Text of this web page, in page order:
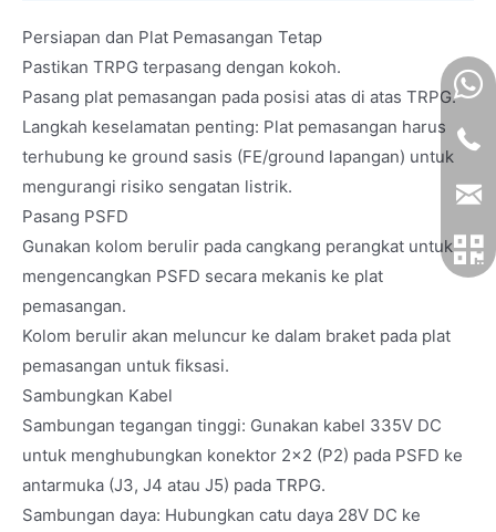
Persiapan dan Plat Pemasangan Tetap
Pastikan TRPG terpasang dengan kokoh.
Pasang plat pemasangan pada posisi atas di atas TRPG.
Langkah keselamatan penting: Plat pemasangan harus
terhubung ke ground sasis (FE/ground lapangan) untuk
mengurangi risiko sengatan listrik.
Pasang PSFD
Gunakan kolom berulir pada cangkang perangkat untuk
mengencangkan PSFD secara mekanis ke plat
pemasangan.
Kolom berulir akan meluncur ke dalam braket pada plat
pemasangan untuk fiksasi.
Sambungkan Kabel
Sambungan tegangan tinggi: Gunakan kabel 335V DC
untuk menghubungkan konektor 2x2 (P2) pada PSFD ke
antarmuka (J3, J4 atau J5) pada TRPG.
Sambungan daya: Hubungkan catu daya 28V DC ke